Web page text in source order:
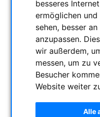
besseres
ermöglichen
sehen, besser
anzupassen.
wir außerdem,
messen, um zu
Besucher
Website weiter
Alle